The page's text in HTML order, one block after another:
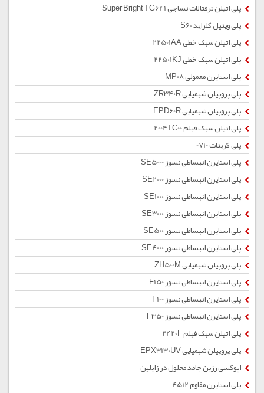
پلی اتیلن ترفتالات نساجی Super Bright TG641
پلی وینیل کلراید S60
پلی اتیلن سبک خطی 22501AA
پلی اتیلن سبک خطی 22501KJ
پلی استایرن معمولی MP08
پلی پروپیلن شیمیایی ZR340R
پلی پروپیلن شیمیایی EPD60R
پلی اتیلن سبک فیلم 2004TC00
پلی کربنات 0710
پلی استایرن انبساطی نسوز SE5000
پلی استایرن انبساطی نسوز SE2000
پلی استایرن انبساطی نسوز SE1000
پلی استایرن انبساطی نسوز SE3000
پلی استایرن انبساطی نسوز SE500
پلی استایرن انبساطی نسوز SE4000
پلی پروپیلن شیمیایی ZH500M
پلی استایرن انبساطی نسوز F150
پلی استایرن انبساطی نسوز F100
پلی استایرن انبساطی نسوز F350
پلی اتیلن سبک فیلم 2420F
پلی پروپیلن شیمیایی EPX3130UV
اپوکسی رزین جامد محلول در زایلین
پلی استایرن مقاوم 4512